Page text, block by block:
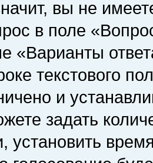
вы не
в поле
«Варианты
текстового
и
задать
установить